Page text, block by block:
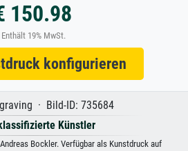
150.98
Enthält 19% MwSt.
konfigurieren
· Bild-ID: 735684
Künstler
Bockler. Verfügbar als Kunstdruck auf